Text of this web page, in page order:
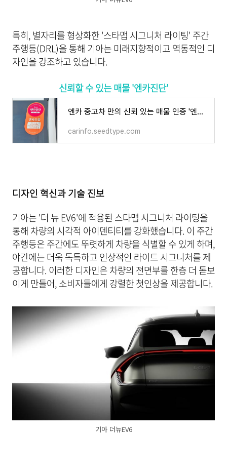
특히, 별자리를 형상화한 '스타맵 시그니처 라이팅' 주간
주행등(DRL)을 통해 기아는 미래지향적이고 역동적인 디
자인을 강조하고 있습니다.
신뢰할 수 있는 매물 '엔카진단'
엔카 중고차 만의 신뢰 있는 매물 인증 '엔카진단'
carinfo.seedtype.com
디자인 혁신과 기술 진보
기아는 '더 뉴 EV6'에 적용된 스타맵 시그니처 라이팅을
통해 차량의 시각적 아이덴티티를 강화했습니다. 이 주간
주행등은 주간에도 뚜렷하게 차량을 식별할 수 있게 하며,
야간에는 더욱 독특하고 인상적인 라이트 시그니처를 제
공합니다. 이러한 디자인은 차량의 전면부를 한층 더 돋보
이게 만들어, 소비자들에게 강렬한 첫인상을 제공합니다.
기아 더뉴EV6